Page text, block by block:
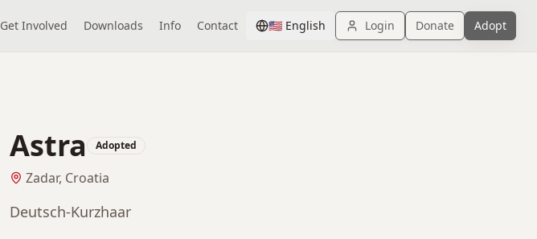
Get Involved Downloads Info Contact 🇺🇸 English Login Donate Adopt
Astra Adopted
Zadar, Croatia
Deutsch-Kurzhaar